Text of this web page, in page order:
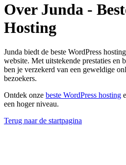
Over Junda -
Hosting
Junda biedt de beste WordPress
website. Met uitstekende prestaties en
ben je verzekerd van een geweldige
bezoekers.
Ontdek onze beste WordPress hosting
een hoger niveau.
Terug naar de startpagina